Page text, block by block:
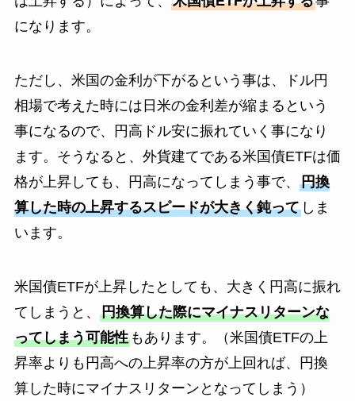
になります。
ただし、米国の金利が下がるという事は、ドル円
相場で考えた時には日米の金利差が縮まるという
事になるので、円高ドル安に振れていく事になり
ます。そうなると、外貨建てである米国債ETFは価
格が上昇しても、円高になってしまう事で、 円換
算した時の上昇するスピードが大きく鈍ってしま
います。
米国債ETFが上昇したとしても、大きく円高に振れ
てしまうと、 円換算した際にマイナスリターンな
ってしまう可能性もあります。（米国債ETFの上
昇率よりも円高への上昇率の方が上回れば、円換
算した時にマイナスリターンとなってしまう）